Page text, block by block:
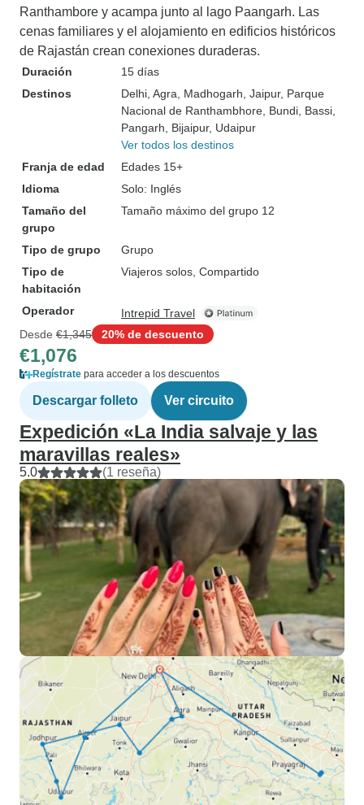
Ranthambore y acampa junto al lago Paangarh. Las
cenas familiares y el alojamiento en edificios históricos
de Rajastán crean conexiones duraderas.
Duración
15 días
Destinos
Delhi , Agra , Madhogarh , Jaipur, Parque
Nacional de Ranthambhore , Bundi , Bassi
Pangarh , Bijaipur, Udaipur
Ver todos los destinos
Franja de edad
Edades 15+
Idioma
Solo: Inglés
Tamaño del
grupo
Tamaño máximo del grupo 12
Tipo de grupo
Grupo
Tipo de
habitación
Viajeros solos, Compartido
Operador
Intrepid Travel
Desde €1,345 20% de descuento
€1,076
Regístrate para acceder a los descuentos
Descargar folleto Ver circuito
Expedición «La India salvaje y las
maravillas reales»
5.0 (1 reseña)